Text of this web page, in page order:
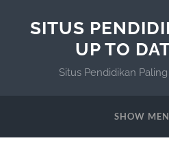
SITUS
UP TO
Situs Pendidikan
SHOW